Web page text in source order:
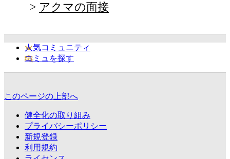
アクマの面接
人気コミュニティ
コミュを探す
このページの上部へ
健全化の取り組み
プライバシーポリシー
新規登録
利用規約